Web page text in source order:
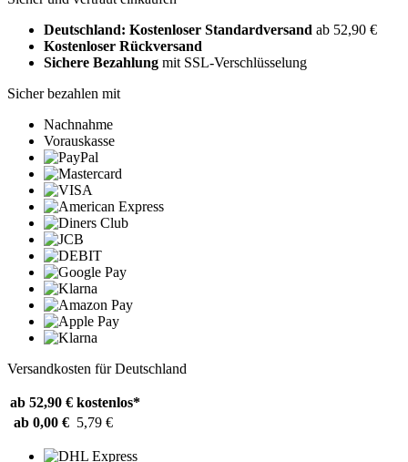
Deutschland: Kostenloser Standardversand ab 52,90 €
Kostenloser Rückversand
Sichere Bezahlung mit SSL-Verschlüsselung
Sicher bezahlen mit
Nachnahme
Vorauskasse
Versandkosten für Deutschland
ab 52,90 € kostenlos*
ab 0,00 € 5,79 €